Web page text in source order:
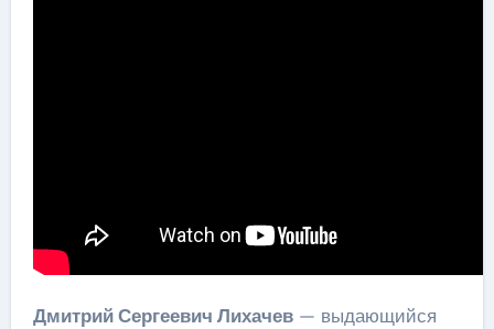
Дмитрий Сергеевич Лихачев— выдающийся